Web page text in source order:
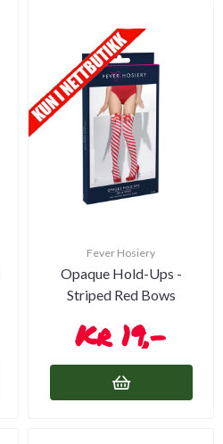
Fever Hosiery
Opaque Hold-Ups -
Striped Red Bows
19,-